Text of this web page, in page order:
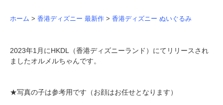
ホーム > 香港ディズニー 最新作 > 香港ディズニー ぬいぐるみ
2023年1月にHKDL（香港ディズニーランド）にてリリースされ
ましたオルメルちゃんです。
★写真の子は参考用です（お顔はお任せとなります）